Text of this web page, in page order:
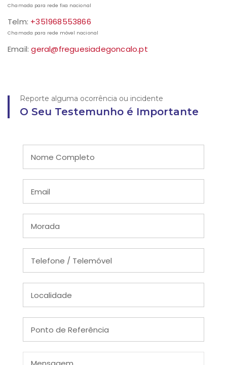
Chamada para rede fixa nacional
Telm: +351968553866
Chamada para rede móvel nacional
Email:geral@freguesiadegoncalo.pt
Reporte alguma ocorrência ou incidente
O Seu Testemunho é Importante